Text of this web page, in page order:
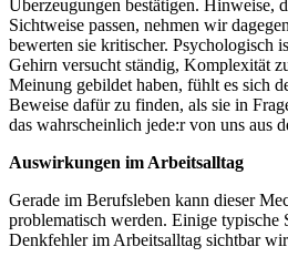
Überzeugungen bestätigen. Hinweise,
Sichtweise passen, nehmen wir
bewerten sie kritischer. Psychologisch
Gehirn versucht ständig, Komplexität
Meinung gebildet haben, fühlt es sich
Beweise dafür zu finden, als sie in
das wahrscheinlich jede:r von uns aus
Auswirkungen im Arbeitsalltag
Gerade im Berufsleben kann dieser
problematisch werden. Einige typische
Denkfehler im Arbeitsalltag sichtbar